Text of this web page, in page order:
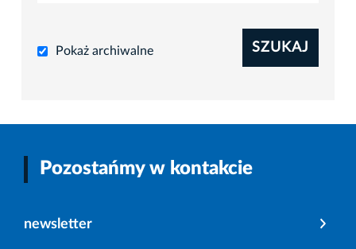
Pokaż archiwalne SZUKAJ
Pozostańmy w kontakcie
newsletter